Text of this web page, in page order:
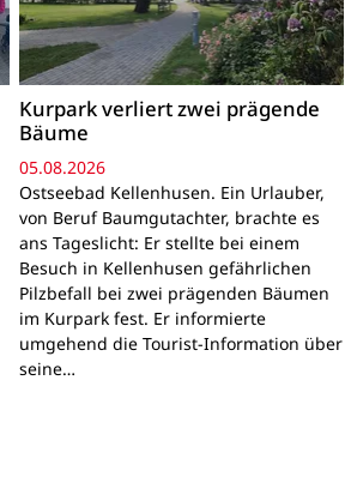
Kurpark verliert zwei prägende
Bäume
05.08.2026
Ostseebad Kellenhusen. Ein Urlauber,
von Beruf Baumgutachter, brachte es
ans Tageslicht: Er stellte bei einem
Besuch in Kellenhusen gefährlichen
Pilzbefall bei zwei prägenden Bäumen
im Kurpark fest. Er informierte
umgehend die Tourist-Information über
seine…